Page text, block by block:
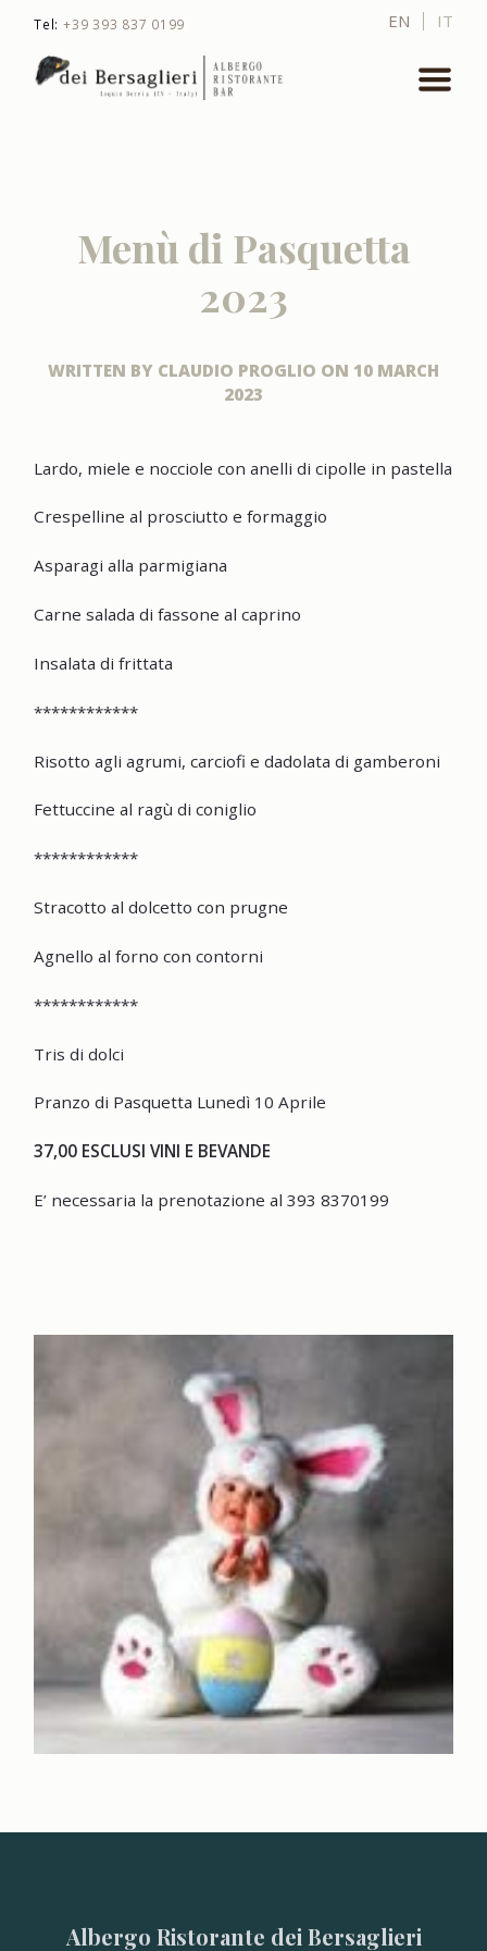
Tel: +39 393 837 0199 EN IT
Menù di Pasquetta
2023
WRITTEN BY CLAUDIO PROGLIO ON 10 MARCH
2023
Lardo, miele e nocciole con anelli di cipolle in pastella
Crespelline al prosciutto e formaggio
Asparagi alla parmigiana
Carne salada di fassone al caprino
Insalata di frittata
************
Risotto agli agrumi, carciofi e dadolata di gamberoni
Fettuccine al ragù di coniglio
************
Stracotto al dolcetto con prugne
Agnello al forno con contorni
************
Tris di dolci
Pranzo di Pasquetta Lunedì 10 Aprile
37,00 ESCLUSI VINI E BEVANDE
E’ necessaria la prenotazione al 393 8370199
Albergo Ristorante dei Bersaglieri